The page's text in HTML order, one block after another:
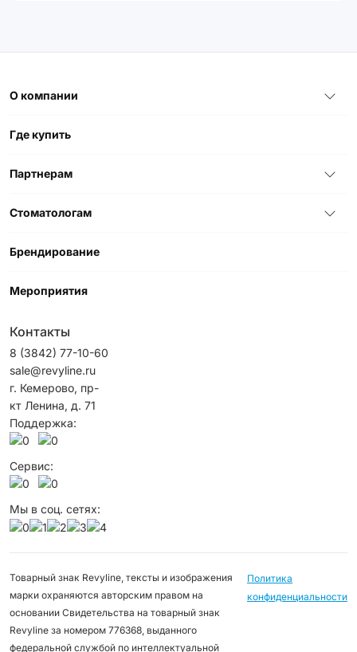
О компании
Где купить
Партнерам
Стоматологам
Брендирование
Мероприятия
Контакты
8 (3842) 77-10-60
sale@revyline.ru
г. Кемерово, пр-
кт Ленина, д. 71
Поддержка:
Сервис:
Мы в соц. сетях:
Товарный знак Revyline, тексты и изображения
марки охраняются авторским правом на
основании Свидетельства на товарный знак
Revyline за номером 776368, выданного
федеральной службой по интеллектуальной
Политика
конфиденциальности